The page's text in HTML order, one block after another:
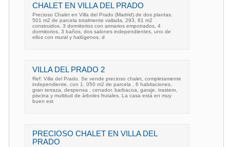
CHALET EN VILLA DEL PRADO
Precioso Chalet en Villa del Prado (Madrid) de dos plantas.
501 m2 de parcela totalmente vallada, 293, 81 m2
construidos. 3 dormitorios con armarios empotrados, 4
dormitorios, 3 baños, dos salones independientes, uno de
ellos con mural y halógenos, d
VILLA DEL PRADO 2
Ref: Villa del Prado. Se vende precioso chalet, completamente
independiente, con 1. 050 m2 de parcela , 6 habitaciones,
gran terraza, despensa , cenador, barbacoa, garaje, trastero,
piscina y multitud de árboles frutales. La casa está en muy
buen est
PRECIOSO CHALET EN VILLA DEL
PRADO